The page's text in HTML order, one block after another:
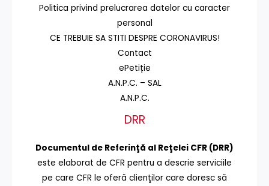
Politica privind prelucrarea datelor cu caracter
personal
CE TREBUIE SA STITI DESPRE CORONAVIRUS!
Contact
ePetiție
A.N.P.C. – SAL
A.N.P.C.
DRR
Documentul de Referinţă al Reţelei CFR (DRR)
este elaborat de CFR pentru a descrie serviciile
pe care CFR le oferă clienţilor care doresc să